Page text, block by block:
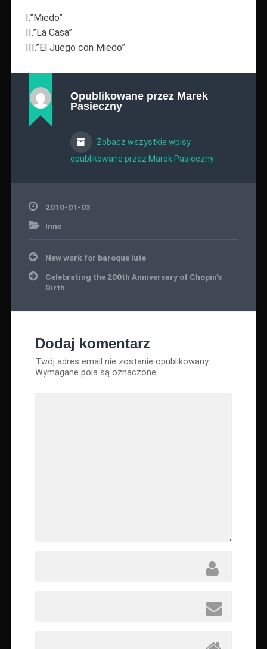
I.”Miedo”
II.”La Casa”
III.”El Juego con Miedo”
Opublikowane przez Marek
Pasieczny
Zobacz wszystkie wpisy
opublikowane przez Marek Pasieczny
2010-01-03
Inne
Nawigacja
wpisu
New work for baroque lute
Celebrating the 200th Anniversary of Chopin’s
Birth
Dodaj komentarz
Twój adres email nie zostanie opublikowany.
Wymagane pola są oznaczone